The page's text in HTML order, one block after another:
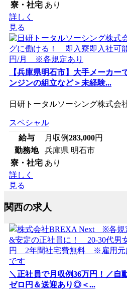
寮・社宅 あり
詳しく
見る
【兵庫県明石市】大手メーカー
ンジンの組立など＞未経験...
日研トータルソーシング株式会
スペシャル
給与
月収例283,000円
勤務地
兵庫県 明石市
寮・社宅 あり
詳しく
見る
関西の求人
＼正社員で月収例36万円！／自
ゼロ円＆送迎あり◎＜...